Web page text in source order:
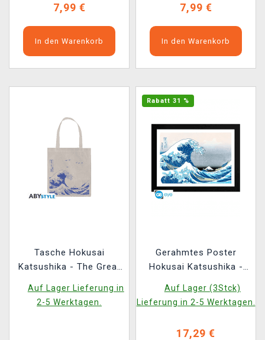
7,99 €
In den Warenkorb
7,99 €
In den Warenkorb
Tasche Hokusai
Katsushika - The Great
(Stoff)
Auf Lager Lieferung in
2-5 Werktagen.
Rabatt 31 %
Gerahmtes Poster
Hokusai Katsushika -
Auf Lager (3Stck)
Lieferung in 2-5 Werktagen.
17,29 €